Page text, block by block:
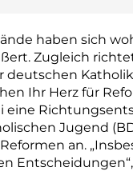
haben sich
Zugleich
Ihr Herz für
eine
Jugend
an.